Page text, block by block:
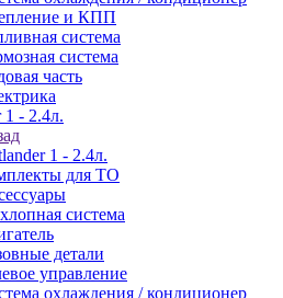
и КПП
система
система
часть
1 - 2.4л.
1 - 2.4л.
для ТО
система
детали
управление
охлаждения / кондиционер